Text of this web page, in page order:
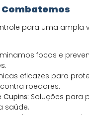
Combatemos
para uma ampla
focos e
eficazes para
roedores.
Cupins: Soluções para
saúde.